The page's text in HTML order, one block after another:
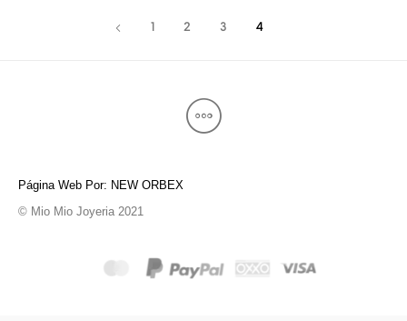
1 2 3 4
Página Web Por: NEW ORBEX
© Mio Mio Joyeria 2021